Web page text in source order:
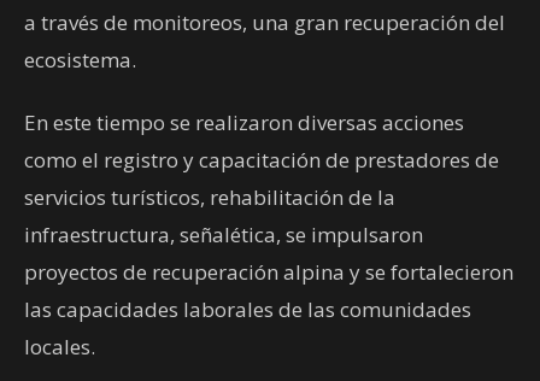
a través de monitoreos, una gran recuperación del
ecosistema.
En este tiempo se realizaron diversas acciones
como el registro y capacitación de prestadores de
servicios turísticos, rehabilitación de la
infraestructura, señalética, se impulsaron
proyectos de recuperación alpina y se fortalecieron
las capacidades laborales de las comunidades
locales.